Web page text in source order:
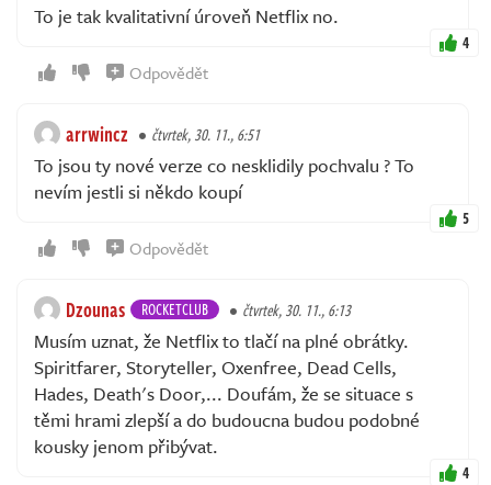
To je tak kvalitativní úroveň Netflix no.
4
Odpovědět
arrwincz čtvrtek, 30. 11., 6:51
To jsou ty nové verze co nesklidily pochvalu ? To
nevím jestli si někdo koupí
5
Odpovědět
Dzounas ROCKETCLUB čtvrtek, 30. 11., 6:13
Musím uznat, že Netflix to tlačí na plné obrátky.
Spiritfarer, Storyteller, Oxenfree, Dead Cells,
Hades, Death's Door,... Doufám, že se situace s
těmi hrami zlepší a do budoucna budou podobné
kousky jenom přibývat.
4